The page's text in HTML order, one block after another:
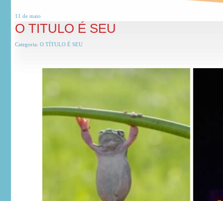
11 de maio
O TITULO É SEU
Categoria: O TÍTULO É SEU